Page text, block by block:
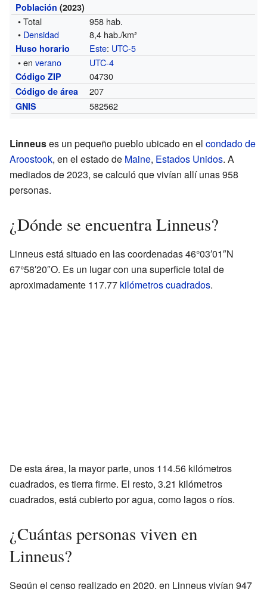
Población (2023)
• Total
958 hab.
• Densidad 8,4 hab./km²
Huso horario Este: UTC-5
• enverano UTC-4
Código ZIP 04730
Código de área 207
GNIS 582562
Linneuses un pequeño pueblo ubicado en el condado de
Aroostook, en el estado de Maine, Estados Unidos. A
mediados de 2023, se calculó que vivían allí unas 958
personas.
¿Dónde se encuentra Linneus?
Linneus está situado en las coordenadas 46°03′01″N
67°58′20″O. Es un lugar con una superficie total de
aproximadamente 117.77 kilómetros cuadrados.
De esta área, la mayor parte, unos 114.56 kilómetros
cuadrados, es tierra firme. El resto, 3.21 kilómetros
cuadrados, está cubierto por agua, como lagos o ríos.
¿Cuántas personas viven en
Linneus?
Según el censo realizado en 2020, en Linneus vivían 947